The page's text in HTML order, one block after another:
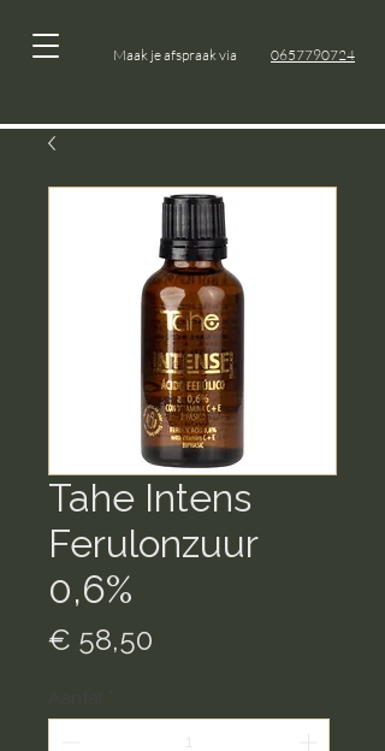
Maak je afspraak via 0657790724
Tahe Intens
Ferulonzuur
0,6%
€ 58,50